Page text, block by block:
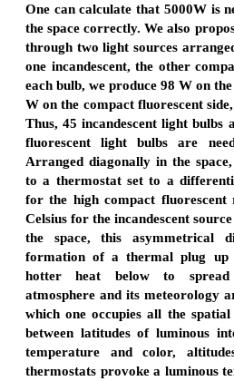
One can calculate that 5000W is
the space correctly. We also
through two light sources
one incandescent, the other
each bulb, we produce 98 W on
W on the compact fluorescent
Thus, 45 incandescent light bulbs
fluorescent light bulbs are
Arranged diagonally in the
to a thermostat set to a
for the high compact fluorescent
Celsius for the incandescent
the space, this asymmetrical
formation of a thermal plug up
hotter heat below to
atmosphere and its meteorology
which one occupies all the
between latitudes of luminous
temperature and color,
thermostats provoke a luminous